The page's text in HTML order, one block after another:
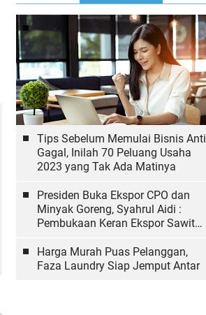
Tips Sebelum Memulai Bisnis Anti
Gagal, Inilah 70 Peluang Usaha
2023 yang Tak Ada Matinya
Presiden Buka Ekspor CPO dan
Minyak Goreng, Syahrul Aidi :
Pembukaan Keran Ekspor Sawit
Harga Murah Puas Pelanggan,
Faza Laundry Siap Jemput Antar